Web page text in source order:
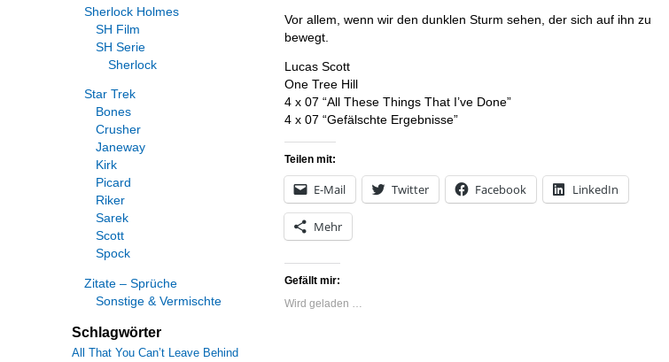
Vor allem, wenn wir den dunklen Sturm sehen, der sich auf ihn zu
bewegt.
Lucas Scott
One Tree Hill
4 x 07 “All These Things That I’ve Done”
4 x 07 “Gefälschte Ergebnisse”
Teilen mit:
E-Mail Twitter Facebook LinkedIn
Mehr
Gefällt mir:
Wird geladen …
Sherlock Holmes
SH Film
SH Serie
Sherlock
Star Trek
Bones
Crusher
Janeway
Kirk
Picard
Riker
Sarek
Scott
Spock
Zitate – Sprüche
Sonstige & Vermischte
Schlagwörter
All That You Can’t Leave Behind